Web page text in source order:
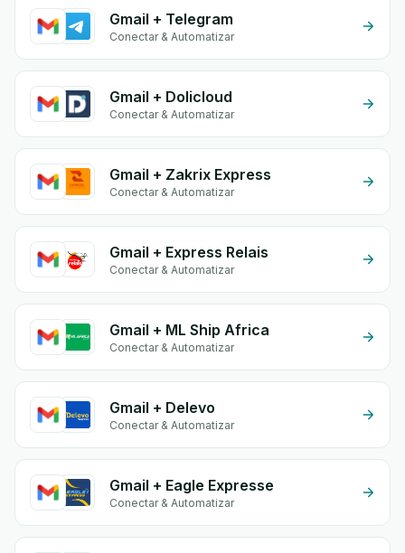
Gmail + Telegram
Conectar & Automatizar
Gmail + Dolicloud
Conectar & Automatizar
Gmail + Zakrix Express
Conectar & Automatizar
Gmail + Express Relais
Conectar & Automatizar
Gmail + ML Ship Africa
Conectar & Automatizar
Gmail + Delevo
Conectar & Automatizar
Gmail + Eagle Expresse
Conectar & Automatizar